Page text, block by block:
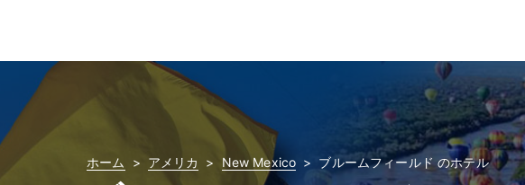
ホーム アメリカ New Mexico ブルームフィールド のホテル